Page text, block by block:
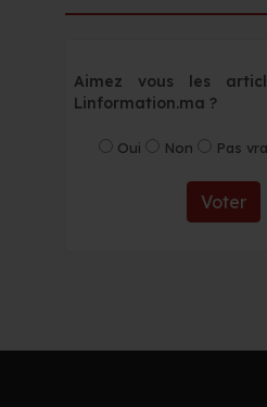
Aimez vous les
Linformation.ma ?
Oui Non Pas
Voter